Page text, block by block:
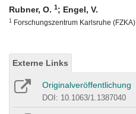
Rubner, O. 1; Engel, V.
1 Forschungszentrum Karlsruhe (FZKA)
Externe Links
Originalveröffentlichung
DOI: 10.1063/1.1387040